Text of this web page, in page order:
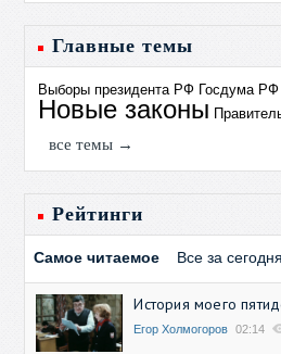
Главные темы
Выборы президента РФ Госдума РФ
Новые законы
все темы →
Рейтинги
Самое читаемое Все за сегодня
История моего
Егор Холмогоров 02:14